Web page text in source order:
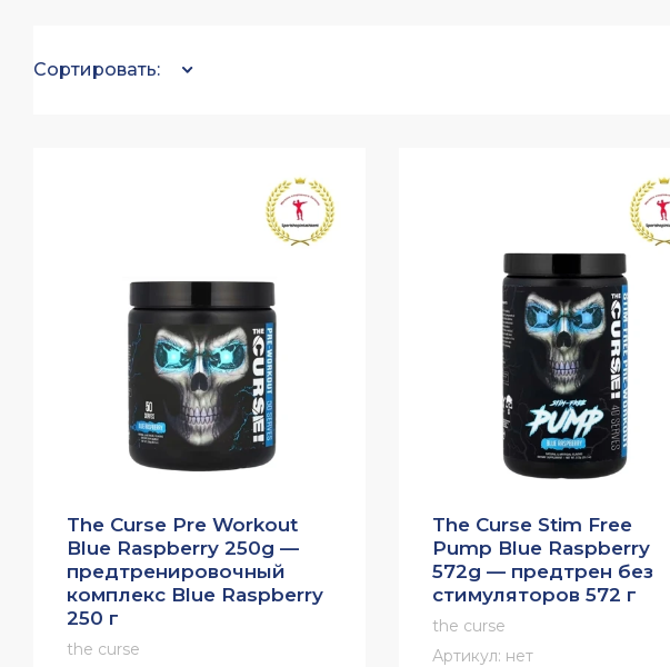
Сортировать:
The Curse Pre Workout
Blue Raspberry 250g —
предтренировочный
комплекс Blue Raspberry
250 г
the curse
The Curse Stim Free
Pump Blue Raspberry
572g — предтрен без
стимуляторов 572 г
the curse
Артикул: нет